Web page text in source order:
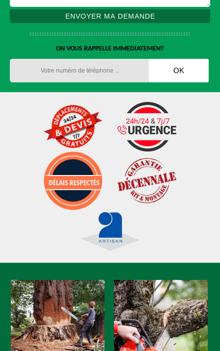
ON VOUS RAPPELLE IMMEDIATEMENT